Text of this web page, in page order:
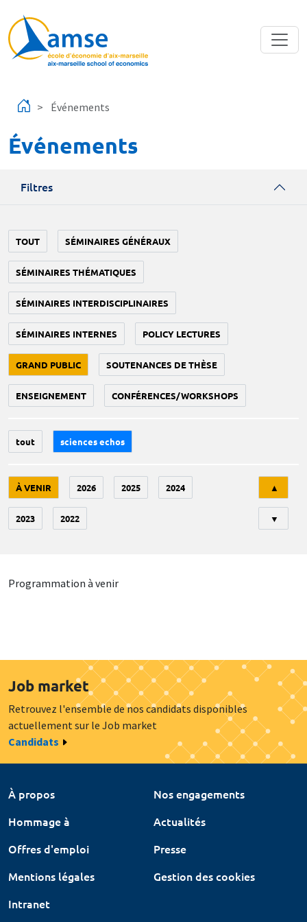
Événements
Événements
Filtres
TOUT SÉMINAIRES GÉNÉRAUX
SÉMINAIRES THÉMATIQUES
SÉMINAIRES INTERDISCIPLINAIRES
SÉMINAIRES INTERNES POLICY LECTURES
GRAND PUBLIC SOUTENANCES DE THÈSE
ENSEIGNEMENT CONFÉRENCES/WORKSHOPS
tout sciences echos
À VENIR 2026 2025 2024
2023 2022
▲
▼
Programmation à venir
Job market
Retrouvez l'ensemble de nos candidats disponibles
actuellement sur le Job market
Candidats
À propos
Nos engagements
Hommage à
Actualités
Offres d'emploi
Presse
Mentions légales
Gestion des cookies
Intranet